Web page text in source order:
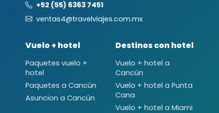
+52 (55) 6363 7451
ventas4@travelviajes.com.mx
Vuelo + hotel
Paquetes vuelo +
hotel
Paquetes a Cancún
Asuncion a Cancún
Destinos con hotel
Vuelo + hotel a
Cancún
Vuelo + hotel a Punta
Cana
Vuelo + hotel a Miami